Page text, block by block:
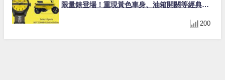
限量錶登場！重現黃色車身、油箱開關等經典設
200